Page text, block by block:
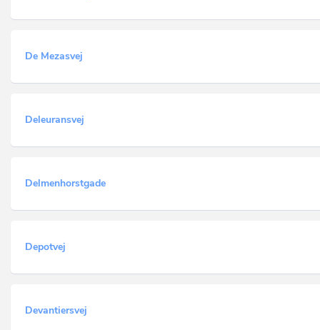
De Mezasvej
Deleuransvej
Delmenhorstgade
Depotvej
Devantiersvej